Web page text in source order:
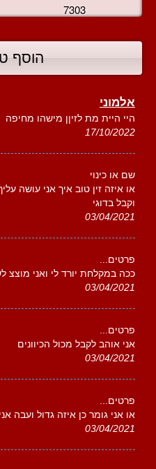
7303
הוסף
אלמוני
היי היית מת לזיןן מישהו מחיפה
17/10/2022
שם או כינוי
או איזה זין טוב איך אני עושה
וקבל בדוגי
03/04/2021
פרטים...
ככה במקלחת יורד לי ואני מוצצ
03/04/2021
פרטים...
אני אוהב לקבל מכול הכיוונים
03/04/2021
פרטים...
או אני גומר כן איזה גדול ועבה
03/04/2021